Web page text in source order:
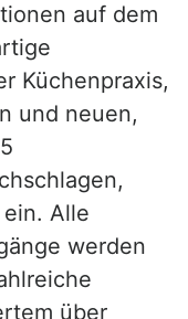
auf dem
Küchenpraxis,
und neuen,
Alle
werden
über